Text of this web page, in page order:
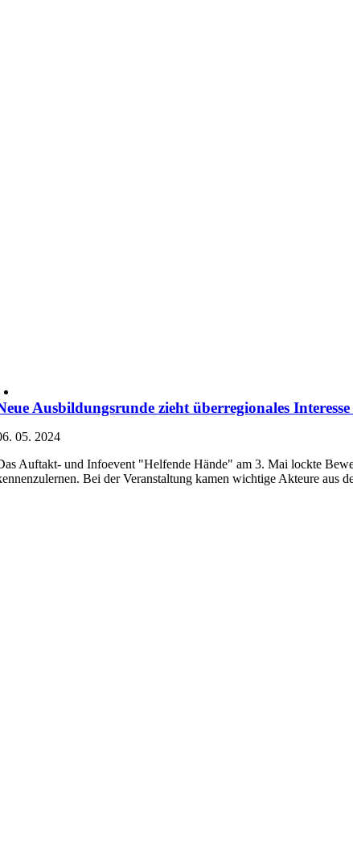
Ausbildungsrunde zieht überregionales Interesse
05. 2024
Auftakt- und Infoevent "Helfende Hände" am 3. Mai lockte
Bei der Veranstaltung kamen wichtige Akteure aus